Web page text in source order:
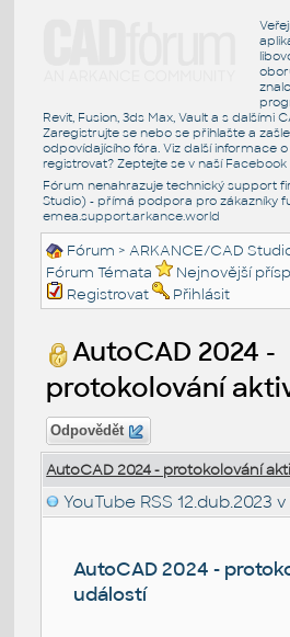
Revit, Fusion, 3ds Max, Vault a s dalšími
Zaregistrujte se nebo se přihlašte a
odpovídajícího fóra. Viz další informace o
registrovat? Zeptejte se v naší
Fórum nenahrazuje technický support
Studio) - přímá podpora pro zákazníky
emea.support.arkance.world
Fórum >ARKANCE/CAD
Fórum Témata
Nejnovější
Registrovat
Přihlásit
AutoCAD 2024 -
protokolování
Odpovědět
AutoCAD 2024 - protokolování
YouTube RSS 12.dub.2023
AutoCAD 2024 -
událostí